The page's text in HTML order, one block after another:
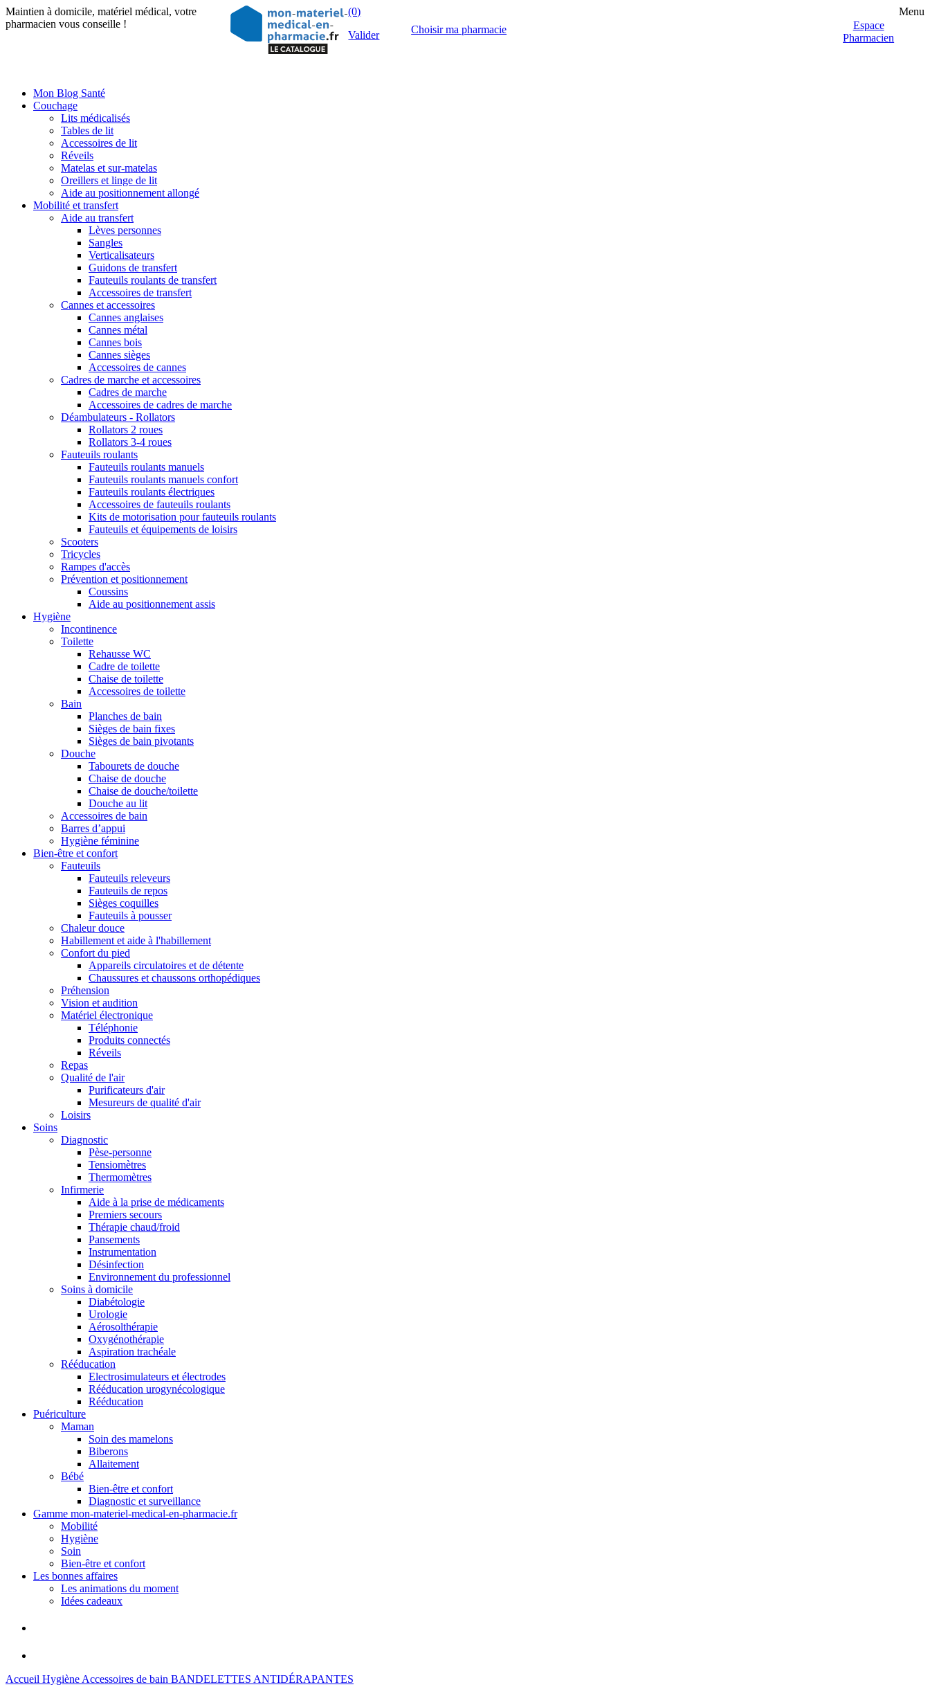
Maintien à domicile, matériel médical, votre
pharmacien vous conseille !
(0)
Valider
Choisir ma pharmacie
Espace
Pharmacien
Menu
Mon Blog Santé
Couchage
Lits médicalisés
Tables de lit
Accessoires de lit
Réveils
Matelas et sur-matelas
Oreillers et linge de lit
Aide au positionnement allongé
Mobilité et transfert
Aide au transfert
Lèves personnes
Sangles
Verticalisateurs
Guidons de transfert
Fauteuils roulants de transfert
Accessoires de transfert
Cannes et accessoires
Cannes anglaises
Cannes métal
Cannes bois
Cannes sièges
Accessoires de cannes
Cadres de marche et accessoires
Cadres de marche
Accessoires de cadres de marche
Déambulateurs - Rollators
Rollators 2 roues
Rollators 3-4 roues
Fauteuils roulants
Fauteuils roulants manuels
Fauteuils roulants manuels confort
Fauteuils roulants électriques
Accessoires de fauteuils roulants
Kits de motorisation pour fauteuils roulants
Fauteuils et équipements de loisirs
Scooters
Tricycles
Rampes d'accès
Prévention et positionnement
Coussins
Aide au positionnement assis
Hygiène
Incontinence
Toilette
Rehausse WC
Cadre de toilette
Chaise de toilette
Accessoires de toilette
Bain
Planches de bain
Sièges de bain fixes
Sièges de bain pivotants
Douche
Tabourets de douche
Chaise de douche
Chaise de douche/toilette
Douche au lit
Accessoires de bain
Barres d’appui
Hygiène féminine
Bien-être et confort
Fauteuils
Fauteuils releveurs
Fauteuils de repos
Sièges coquilles
Fauteuils à pousser
Chaleur douce
Habillement et aide à l'habillement
Confort du pied
Appareils circulatoires et de détente
Chaussures et chaussons orthopédiques
Préhension
Vision et audition
Matériel électronique
Téléphonie
Produits connectés
Réveils
Repas
Qualité de l'air
Purificateurs d'air
Mesureurs de qualité d'air
Loisirs
Soins
Diagnostic
Pèse-personne
Tensiomètres
Thermomètres
Infirmerie
Aide à la prise de médicaments
Premiers secours
Thérapie chaud/froid
Pansements
Instrumentation
Désinfection
Environnement du professionnel
Soins à domicile
Diabétologie
Urologie
Aérosolthérapie
Oxygénothérapie
Aspiration trachéale
Rééducation
Electrosimulateurs et électrodes
Rééducation urogynécologique
Rééducation
Puériculture
Maman
Soin des mamelons
Biberons
Allaitement
Bébé
Bien-être et confort
Diagnostic et surveillance
Gamme mon-materiel-medical-en-pharmacie.fr
Mobilité
Hygiène
Soin
Bien-être et confort
Les bonnes affaires
Les animations du moment
Idées cadeaux
Accueil Hygiène Accessoires de bain BANDELETTES ANTIDÉRAPANTES